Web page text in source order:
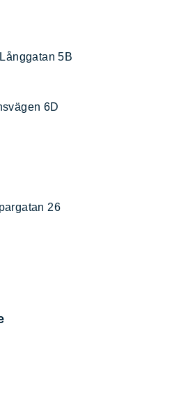
5B
6D
26